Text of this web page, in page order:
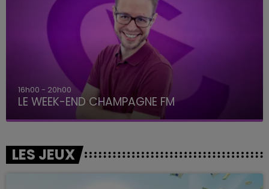
16h00 - 20h00
LE WEEK-END CHAMPAGNE FM
LES JEUX